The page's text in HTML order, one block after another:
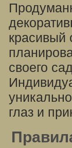
красивый
своего
глаз и